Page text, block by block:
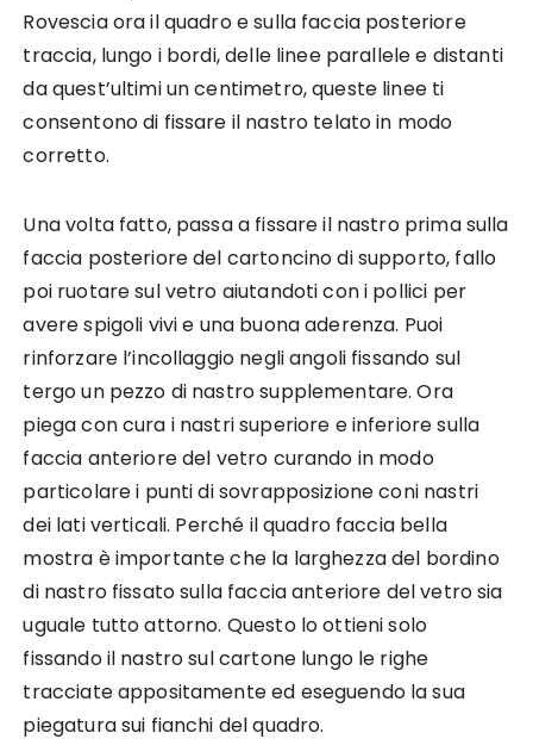
Rovescia ora il quadro e sulla faccia posteriore
traccia, lungo i bordi, delle linee parallele e distanti
da quest’ultimi un centimetro, queste linee ti
consentono di fissare il nastro telato in modo
corretto.
Una volta fatto, passa a fissare il nastro prima sulla
faccia posteriore del cartoncino di supporto, fallo
poi ruotare sul vetro aiutandoti con i pollici per
avere spigoli vivi e una buona aderenza. Puoi
rinforzare l’incollaggio negli angoli fissando sul
tergo un pezzo di nastro supplementare. Ora
piega con cura i nastri superiore e inferiore sulla
faccia anteriore del vetro curando in modo
particolare i punti di sovrapposizione coni nastri
dei lati verticali. Perché il quadro faccia bella
mostra è importante che la larghezza del bordino
di nastro fissato sulla faccia anteriore del vetro sia
uguale tutto attorno. Questo lo ottieni solo
fissando il nastro sul cartone lungo le righe
tracciate appositamente ed eseguendo la sua
piegatura sui fianchi del quadro.